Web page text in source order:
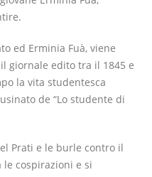
ed Erminia Fuà, viene
giornale edito tra il 1845 e
la vita studentesca
de “Lo studente di
Prati e le burle contro il
cospirazioni e si